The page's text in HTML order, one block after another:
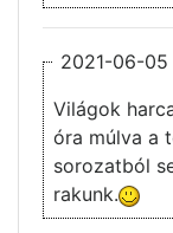
2021-06-05
Világok
óra múlva a
sorozatból
rakunk.